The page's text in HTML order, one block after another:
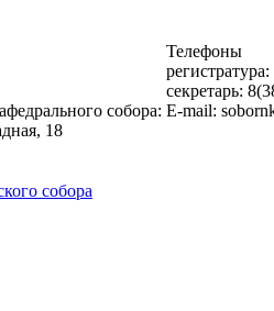
собора:
18
Телефоны
секретарь:
E-mail:
собора